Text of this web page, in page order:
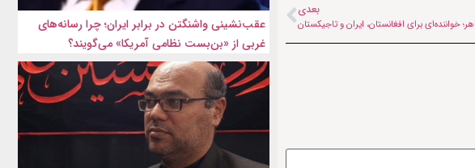
بعدی
خواننده‌ای برای افغانستان، ایران و تاجیکستان
عقب‌نشینی واشنگتن در برابر ایران؛ چرا رسانه‌های
غربی از «بن‌بست نظامی آمریکا» می‌گویند؟